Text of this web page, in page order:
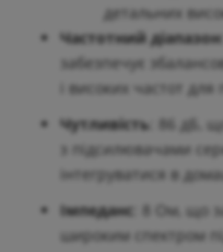
детальних
Частотний діапазон
забезпечує
і високих частот
Чутливість : 86 дБ,
з підсилювачами
інтегруватися в
Імпеданс : 8 Ом, що
широким спектром